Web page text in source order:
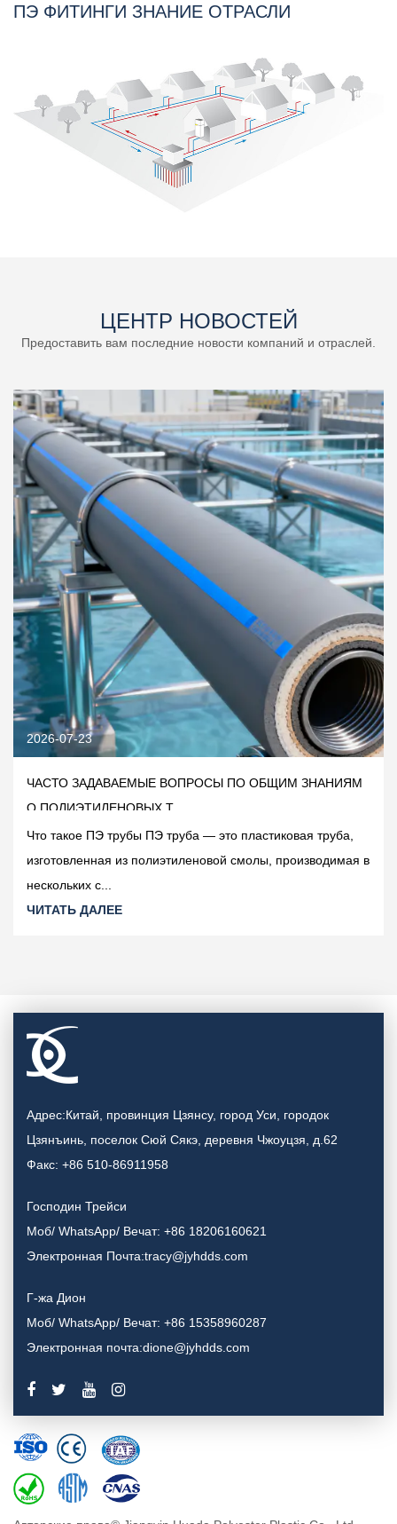
ПЭ ФИТИНГИ ЗНАНИЕ ОТРАСЛИ
ЦЕНТР НОВОСТЕЙ
Предоставить вам последние новости компаний и отраслей.
2026-07-23
ЧАСТО ЗАДАВАЕМЫЕ ВОПРОСЫ ПО ОБЩИМ ЗНАНИЯМ
О ПОЛИЭТИЛЕНОВЫХ Т...
Что такое ПЭ трубы ПЭ труба — это пластиковая труба,
изготовленная из полиэтиленовой смолы, производимая в
нескольких с...
ЧИТАТЬ ДАЛЕЕ
Адрес:Китай, провинция Цзянсу, город Уси, городок
Цзянъинь, поселок Сюй Сякэ, деревня Чжоуцзя, д.62
Факс: +86 510-86911958
Господин Трейси
Моб/ WhatsApp/ Вечат: +86 18206160621
Электронная Почта:tracy@jyhdds.com
Г-жа Дион
Моб/ WhatsApp/ Вечат: +86 15358960287
Электронная почта:dione@jyhdds.com